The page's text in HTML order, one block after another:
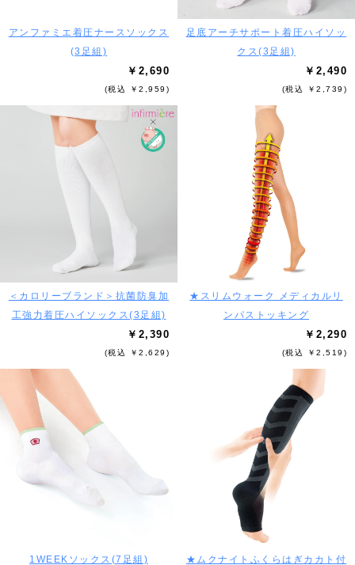
アンファミエ着圧ナースソックス
(3足組)
￥2,690
(税込 ￥2,959)
足底アーチサポート着圧ハイソッ
クス(3足組)
￥2,490
(税込 ￥2,739)
＜カロリーブランド＞抗菌防臭加
工強力着圧ハイソックス(3足組)
￥2,390
(税込 ￥2,629)
★スリムウォーク メディカルリ
ンパストッキング
￥2,290
(税込 ￥2,519)
1WEEKソックス(7足組) ★ムクナイトふくらはぎカカト付